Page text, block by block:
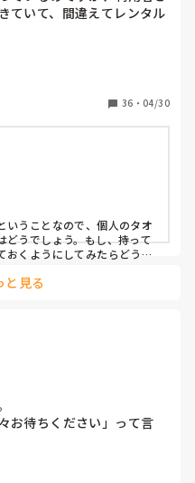
も回して下さいって主任に
ていて、間違えてレンタル
業者に謝罪して、インシデ
36 ・ 04/30
いうことなので、個人のタオ
どうでしょう。もし、持って
おくようにしてみたらどうで
と見る
お待ちください」って言
ではこの言葉は「利用者本